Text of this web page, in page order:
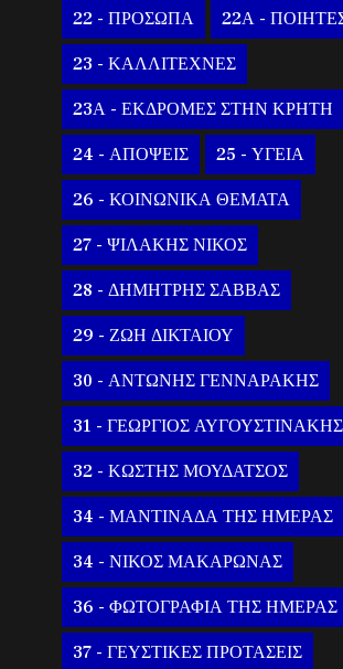
22 - ΠΡΟΣΩΠΑ 22Α -
23 - ΚΑΛΛΙΤΕΧΝΕΣ
23Α - ΕΚΔΡΟΜΕΣ ΣΤΗΝ ΚΡΗΤΗ
24 - ΑΠΟΨΕΙΣ 25 - ΥΓΕΙΑ
26 - ΚΟΙΝΩΝΙΚΑ ΘΕΜΑΤΑ
27 - ΨΙΛΑΚΗΣ ΝΙΚΟΣ
28 - ΔΗΜΗΤΡΗΣ ΣΑΒΒΑΣ
29 - ΖΩΗ ΔΙΚΤΑΙΟΥ
30 - ΑΝΤΩΝΗΣ ΓΕΝΝΑΡΑΚΗΣ
31 - ΓΕΩΡΓΙΟΣ ΑΥΓΟΥΣΤΙΝΑΚΗΣ
32 - ΚΩΣΤΗΣ ΜΟΥΔΑΤΣΟΣ
34 - ΜΑΝΤΙΝΑΔΑ ΤΗΣ ΗΜΕΡΑΣ
34 - ΝΙΚΟΣ ΜΑΚΑΡΩΝΑΣ
36 - ΦΩΤΟΓΡΑΦΙΑ ΤΗΣ ΗΜΕΡΑΣ
37 - ΓΕΥΣΤΙΚΕΣ ΠΡΟΤΑΣΕΙΣ